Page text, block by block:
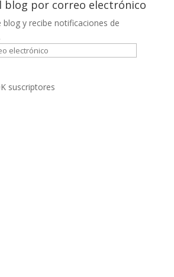
blog por correo electrónico
blog y recibe notificaciones de
suscriptores